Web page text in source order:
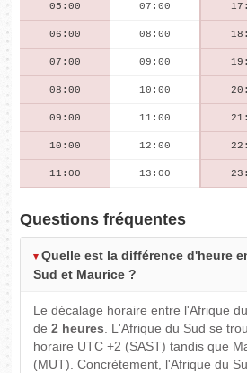
05:00 07:00
06:00 08:00
07:00 09:00
08:00 10:00
09:00 11:00
10:00 12:00
11:00 13:00
Questions fréquentes
Quelle est la différence d'heure
Sud et Maurice ?
Le décalage horaire entre l'Afrique
de2 heures. L'Afrique du Sud se
horaire UTC +2 (SAST) tandis que
(MUT). Concrètement, l'Afrique du